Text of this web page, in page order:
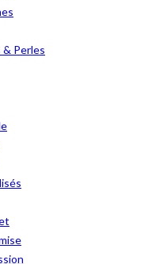
& Perles